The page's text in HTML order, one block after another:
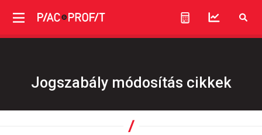
Jogszabály módosítás cikkek